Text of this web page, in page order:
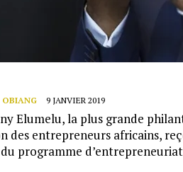
9 JANVIER 2019
Elumelu, la plus grande
des entrepreneurs africains,
programme d’entrepreneuriat